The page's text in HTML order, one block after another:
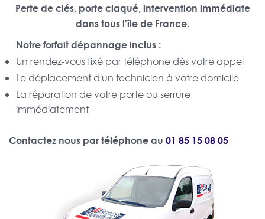
Perte de clés, porte claqué, intervention immédiate
dans tous l'île de France.
Notre forfait dépannage inclus :
Un rendez-vous fixé par téléphone dès votre appel
Le déplacement d'un technicien à votre domicile
La réparation de votre porte ou serrure
immédiatement
Contactez nous par téléphone au 01 85 15 08 05